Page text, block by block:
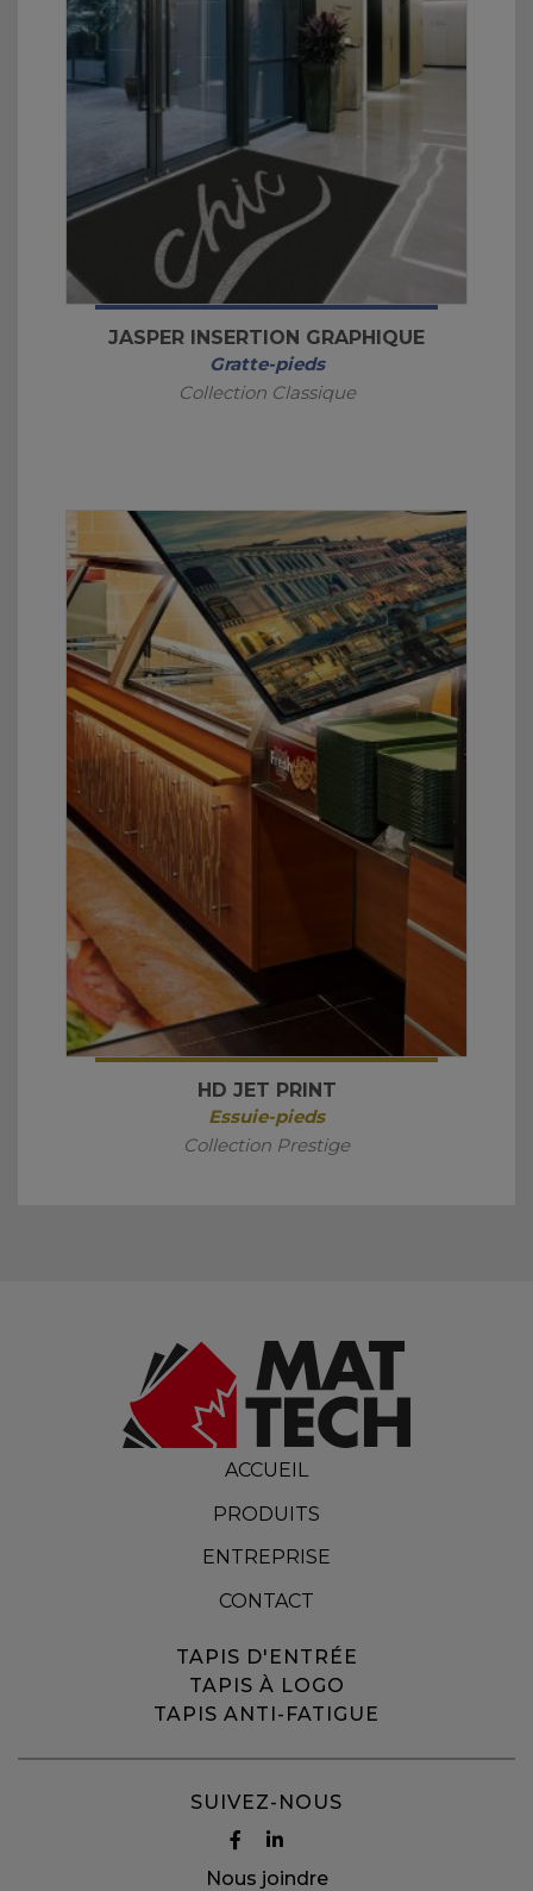
JASPER INSERTION GRAPHIQUE
Gratte-pieds
Collection Classique
HD JET PRINT
Essuie-pieds
Collection Prestige
ACCUEIL
PRODUITS
ENTREPRISE
CONTACT
TAPIS D'ENTRÉE
TAPIS À LOGO
TAPIS ANTI-FATIGUE
SUIVEZ-NOUS
Nous joindre